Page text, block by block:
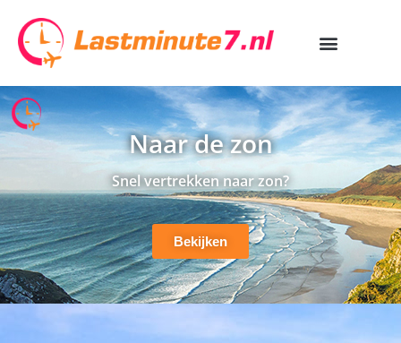
Naar de zon
Snel vertrekken naar zon?
Bekijken